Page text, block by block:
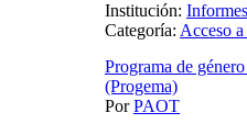
Institución:
Categoría: Acceso
Programa de
(Progema)
PorPAOT